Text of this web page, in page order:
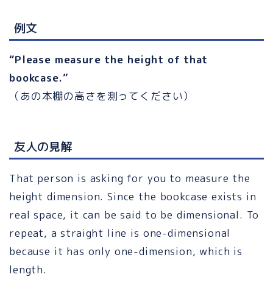
例文
“Please measure the height of that
bookcase.”
（あの本棚の高さを測ってください）
友人の見解
That person is asking for you to measure the
height dimension. Since the bookcase exists in
real space, it can be said to be dimensional. To
repeat, a straight line is one-dimensional
because it has only one-dimension, which is
length.